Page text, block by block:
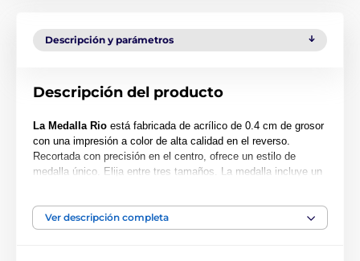
Descripción y parámetros
Descripción del producto
La Medalla Rio está fabricada de acrílico de 0.4 cm de grosor
con una impresión a color de alta calidad en el reverso.
Recortada con precisión en el centro, ofrece un estilo de
medalla único. Elija entre tres tamaños. La medalla incluye un
Tenga en cuenta que todas nuestras medallas de acrílico se
entregan con una película protectora que se puede retirar
Ver descripción completa